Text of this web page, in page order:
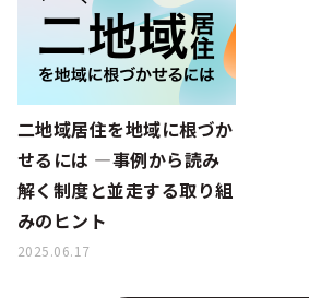
二地域居住を地域に根づか
せるには —事例から読み
解く制度と並走する取り組
みのヒント
2025.06.17